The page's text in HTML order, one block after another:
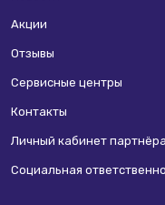
Акции
Отзывы
Сервисные центры
Контакты
Личный кабинет партнёра
Социальная